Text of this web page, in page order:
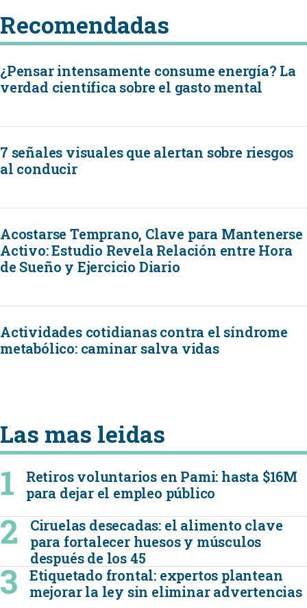
Recomendadas
¿Pensar intensamente consume energía? La
verdad científica sobre el gasto mental
7 señales visuales que alertan sobre riesgos
al conducir
Acostarse Temprano, Clave para Mantenerse
Activo: Estudio Revela Relación entre Hora
de Sueño y Ejercicio Diario
Actividades cotidianas contra el síndrome
metabólico: caminar salva vidas
Las mas leidas
Retiros voluntarios en Pami: hasta $16M
para dejar el empleo público
Ciruelas desecadas: el alimento clave
para fortalecer huesos y músculos
después de los 45
Etiquetado frontal: expertos plantean
mejorar la ley sin eliminar advertencias